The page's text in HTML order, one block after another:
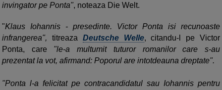
invingator pe Ponta", noteaza Die Welt.
"Klaus Iohannis - presedinte. Victor Ponta isi recunoaste
infrangerea", titreaza Deutsche Welle, citandu-l pe Victor
Ponta, care "le-a multumit tuturor romanilor care s-au
prezentat la vot, afirmand: Poporul are intotdeauna dreptate".
"Ponta l-a felicitat pe contracandidatul sau Iohannis pentru